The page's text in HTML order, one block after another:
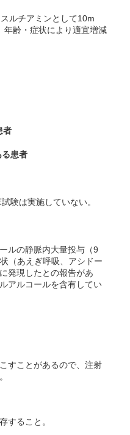
ルチアミンとして10m
年齢・症状により適宜増減
者
患者
験は実施していない。
ルの静脈内大量投与（9
（あえぎ呼吸、アシドー
発現したとの報告があ
アルコールを含有してい
すことがあるので、注射
すること。